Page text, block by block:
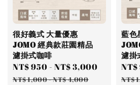
很好義式 大量優惠
JOMO 經典款莊園精品
濾掛式咖啡
Sale
price
NT$ 950 -NT$ 3,000
Regular
price
NT$ 1,000-NT$ 4,000
藍色
濾掛
Sale
NT$